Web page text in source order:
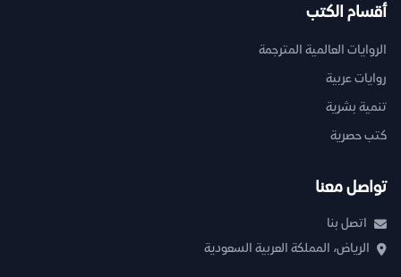
أقسام الكتب
الروايات العالمية المترجمة
روايات عربية
تنمية بشرية
كتب حصرية
تواصل معنا
اتصل بنا
الرياض، المملكة العربية السعودية